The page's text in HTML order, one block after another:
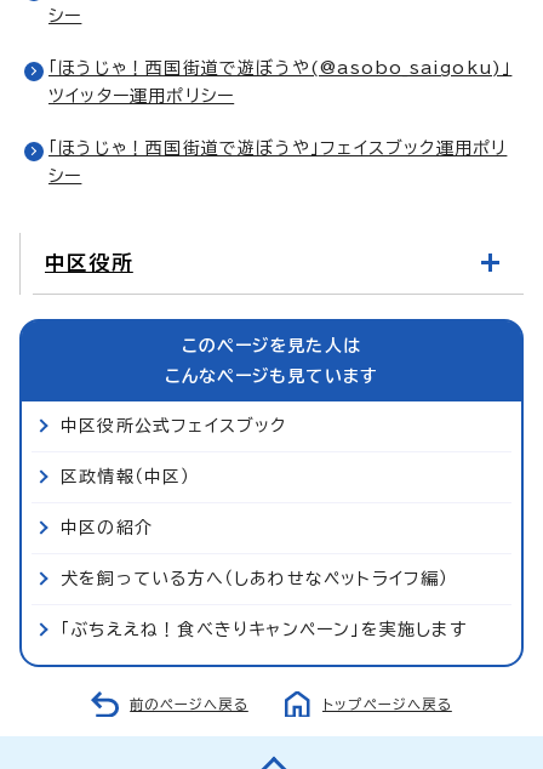
シー
「ほうじゃ！西国街道で遊ぼうや(@asobo_saigoku)」
ツイッター運用ポリシー
「ほうじゃ！西国街道で遊ぼうや」フェイスブック運用ポリ
シー
中区役所
このページを見た人は
こんなページも見ています
中区役所公式フェイスブック
区政情報（中区）
中区の紹介
犬を飼っている方へ（しあわせなペットライフ編）
「ぶちええね！食べきりキャンペーン」を実施します
前のページへ戻る トップページへ戻る